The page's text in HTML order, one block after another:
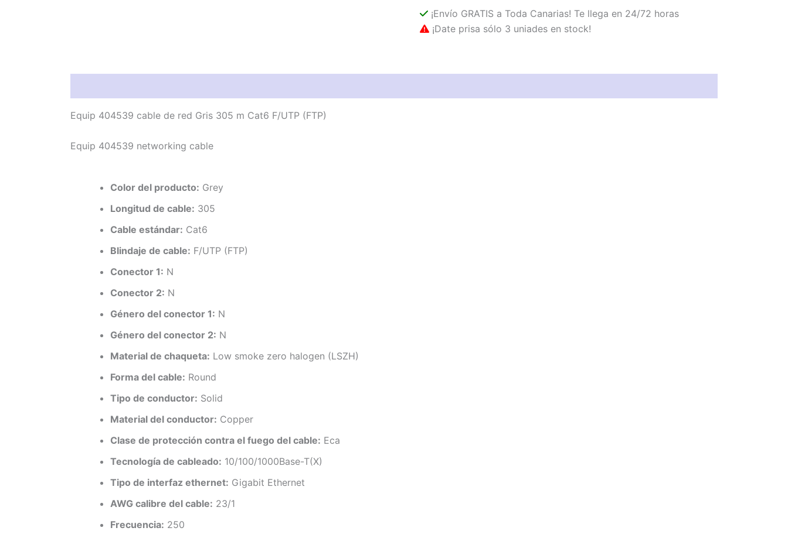
¡Envío GRATIS a Toda Canarias! Te llega en 24/72 horas
¡Date prisa sólo 3 uniades en stock!
Equip 404539 cable de red Gris 305 m Cat6 F/UTP (FTP)
Equip 404539 networking cable
Color del producto: Grey
Longitud de cable: 305
Cable estándar: Cat6
Blindaje de cable: F/UTP (FTP)
Conector 1: N
Conector 2: N
Género del conector 1: N
Género del conector 2: N
Material de chaqueta: Low smoke zero halogen (LSZH)
Forma del cable: Round
Tipo de conductor: Solid
Material del conductor: Copper
Clase de protección contra el fuego del cable: Eca
Tecnología de cableado: 10/100/1000Base-T(X)
Tipo de interfaz ethernet: Gigabit Ethernet
AWG calibre del cable: 23/1
Frecuencia: 250